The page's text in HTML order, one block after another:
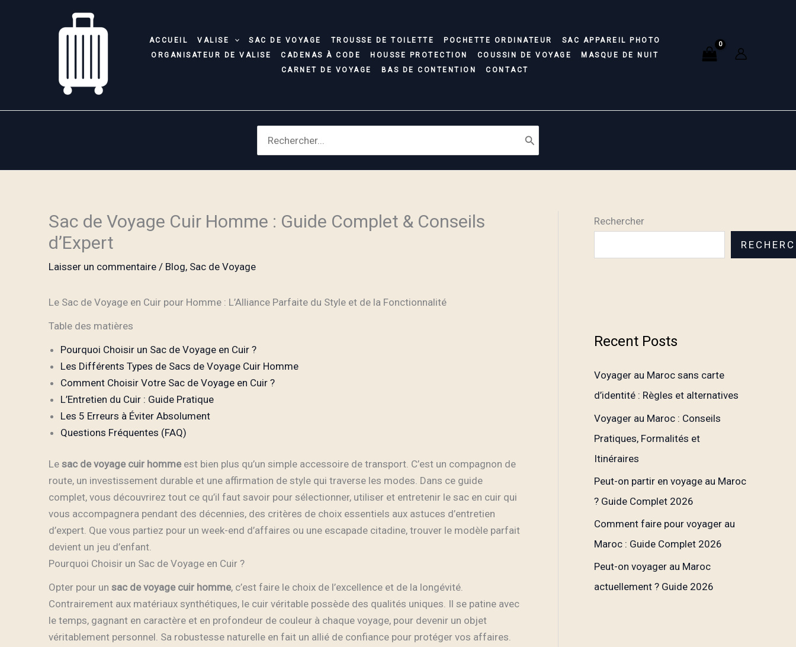
ACCUEIL VALISE SAC DE VOYAGE TROUSSE DE TOILETTE POCHETTE ORDINATEUR
SAC APPAREIL PHOTO
ORGANISATEUR DE VALISE
CADENAS À CODE HOUSSE PROTECTION COUSSIN DE VOYAGE
MASQUE DE NUIT
CARNET DE VOYAGE
BAS DE CONTENTION CONTACT
Search
for:
Sac de Voyage Cuir Homme : Guide Complet & Conseils
d’Expert
Laisser un commentaire / Blog, Sac de Voyage
Le Sac de Voyage en Cuir pour Homme : L’Alliance Parfaite du Style et de la Fonctionnalité
Table des matières
Pourquoi Choisir un Sac de Voyage en Cuir ?
Les Différents Types de Sacs de Voyage Cuir Homme
Comment Choisir Votre Sac de Voyage en Cuir ?
L’Entretien du Cuir : Guide Pratique
Les 5 Erreurs à Éviter Absolument
Questions Fréquentes (FAQ)
Le sac de voyage cuir hommeest bien plus qu’un simple accessoire de transport. C’est un compagnon de
route, un investissement durable et une affirmation de style qui traverse les modes. Dans ce guide
complet, vous découvrirez tout ce qu’il faut savoir pour sélectionner, utiliser et entretenir le sac en cuir qui
vous accompagnera pendant des décennies, des critères de choix essentiels aux astuces d’entretien
d’expert. Que vous partiez pour un week-end d’affaires ou une escapade citadine, trouver le modèle parfait
devient un jeu d’enfant.
Pourquoi Choisir un Sac de Voyage en Cuir ?
Opter pour un sac de voyage cuir homme, c’est faire le choix de l’excellence et de la longévité.
Contrairement aux matériaux synthétiques, le cuir véritable possède des qualités uniques. Il se patine avec
le temps, gagnant en caractère et en profondeur de couleur à chaque voyage, pour devenir un objet
véritablement personnel. Sa robustesse naturelle en fait un allié de confiance pour protéger vos affaires.
Rechercher
Recent Posts
Voyager au Maroc sans carte
d’identité : Règles et alternatives
Voyager au Maroc : Conseils
Pratiques, Formalités et
Itinéraires
Peut-on partir en voyage au Maroc
? Guide Complet 2026
Comment faire pour voyager au
Maroc : Guide Complet 2026
Peut-on voyager au Maroc
actuellement ? Guide 2026